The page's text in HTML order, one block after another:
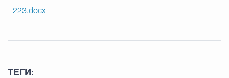
223.docx
ТЕГИ: